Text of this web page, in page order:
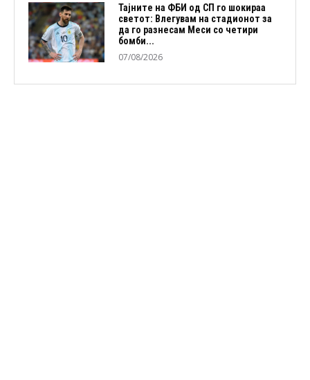
Тајните на ФБИ од СП го шокираа
светот: Влегувам на стадионот за
да го разнесам Меси со четири
бомби...
07/08/2026